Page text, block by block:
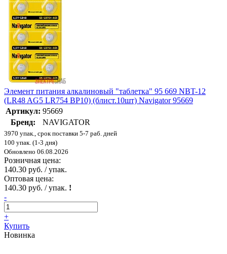
Элемент питания алкалиновый "таблетка" 95 669 NBT-12
(LR48 AG5 LR754 BP10) (блист.10шт) Navigator 95669
Артикул: 95669
Бренд:
NAVIGATOR
3970 упак., срок поставки 5-7 раб. дней
100 упак. (1-3 дня)
Обновлено 06.08.2026
Розничная цена:
140.30 руб. / упак.
Оптовая цена:
140.30 руб. / упак. !
-
+
Купить
Новинка